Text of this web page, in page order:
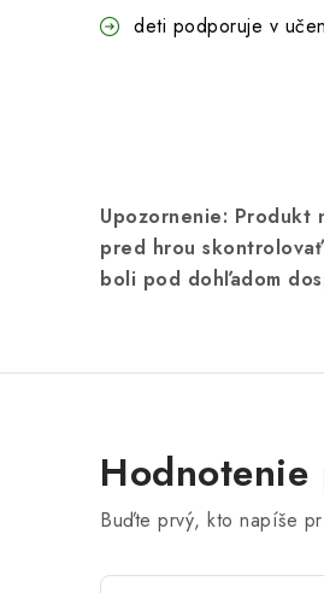
deti podporuje v
Upozornenie: Produkt
pred hrou
boli pod dohľadom
Buďte prvý, kto napíše